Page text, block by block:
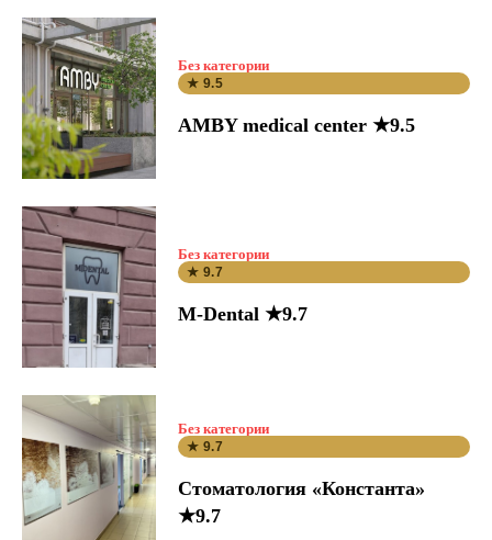
Без категории
★ 9.5
AMBY medical center ★9.5
Без категории
★ 9.7
M-Dental ★9.7
Без категории
★ 9.7
Стоматология «Константа»
★9.7